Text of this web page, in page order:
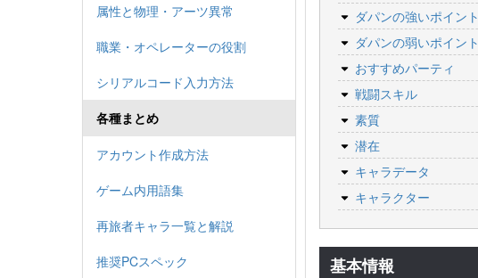
属性と物理・アーツ異常
職業・オペレーターの役割
シリアルコード入力方法
各種まとめ
アカウント作成方法
ゲーム内用語集
再旅者キャラ一覧と解説
推奨PCスペック
ダパンの強いポイント
ダパンの弱いポイント
おすすめパーティ
戦闘スキル
素質
潜在
キャラデータ
キャラクター
基本情報